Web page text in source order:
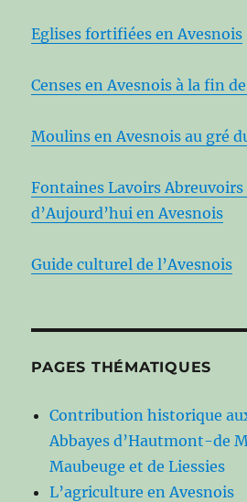
Eglises fortifiées en Avesnois
Censes en Avesnois à la fin
Moulins en Avesnois au gré
Fontaines Lavoirs Abreuvoirs
d’Aujourd’hui en Avesnois
Guide culturel de l’Avesnois
PAGES THÉMATIQUES
Contribution historique
Abbayes d’Hautmont-de
Maubeuge et de Liessies
L’agriculture en Avesnois